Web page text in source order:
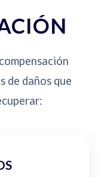
de daños que